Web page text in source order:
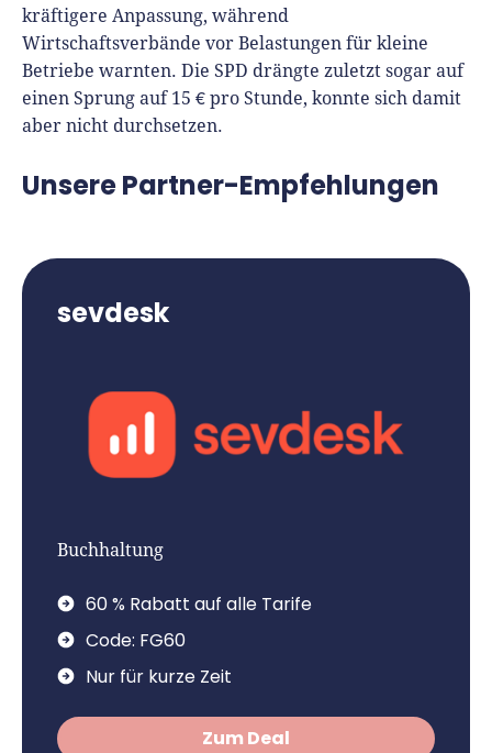
kräftigere Anpassung, während
Wirtschaftsverbände vor Belastungen für kleine
Betriebe warnten. Die SPD drängte zuletzt sogar auf
einen Sprung auf 15 € pro Stunde, konnte sich damit
aber nicht durchsetzen.
Unsere Partner-Empfehlungen
sevdesk
Buchhaltung
60 % Rabatt auf alle Tarife
Code: FG60
Nur für kurze Zeit
Zum Deal